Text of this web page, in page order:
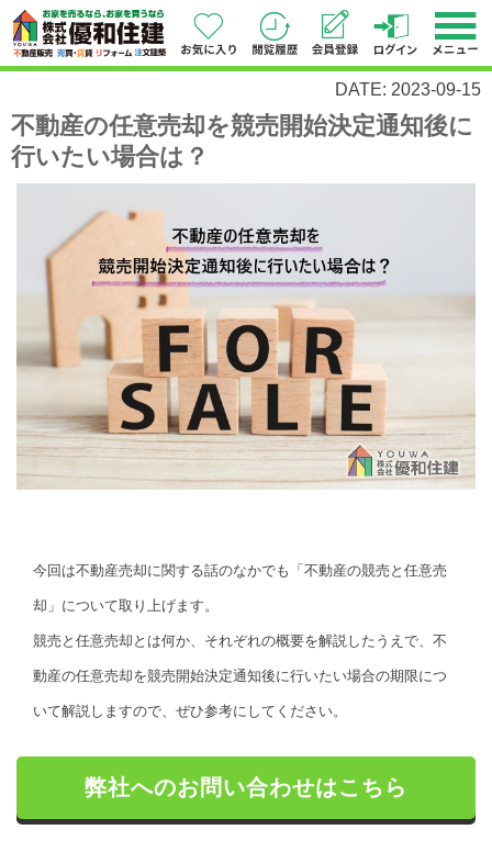
DATE: 2023-09-15
不動産の任意売却を競売開始決定通知後に
行いたい場合は？
今回は不動産売却に関する話のなかでも「不動産の競売と任意売
却」について取り上げます。
競売と任意売却とは何か、それぞれの概要を解説したうえで、不
動産の任意売却を競売開始決定通知後に行いたい場合の期限につ
いて解説しますので、ぜひ参考にしてください。
弊社へのお問い合わせはこちら